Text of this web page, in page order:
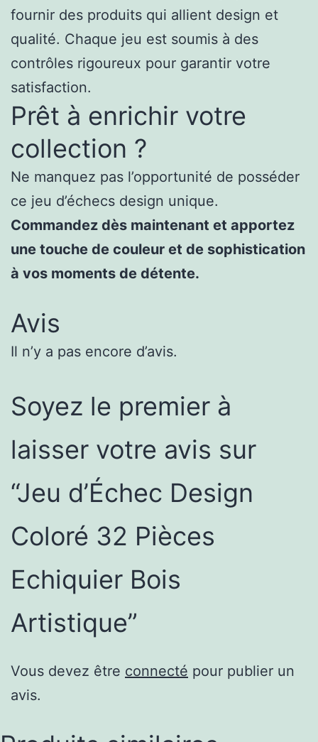
fournir des produits qui allient design et
qualité. Chaque jeu est soumis à des
contrôles rigoureux pour garantir votre
satisfaction.
Prêt à enrichir votre
collection ?
Ne manquez pas l’opportunité de posséder
ce jeu d’échecs design unique.
Commandez dès maintenant et apportez
une touche de couleur et de sophistication
à vos moments de détente.
Avis
Il n’y a pas encore d’avis.
Soyez le premier à
laisser votre avis sur
“Jeu d’Échec Design
Coloré 32 Pièces
Echiquier Bois
Artistique”
Vous devez être connecté pour publier un
avis.